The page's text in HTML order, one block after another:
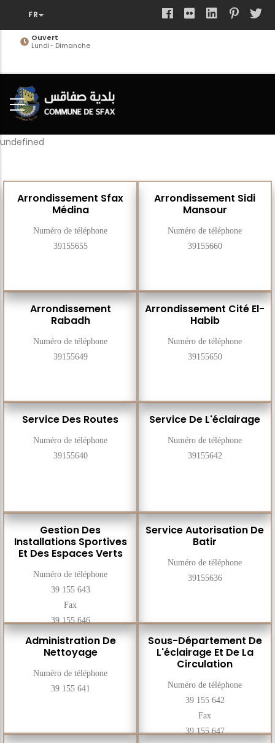
contenuOuvert
Lundi- Dimanche
undefined
Arrondissement Sidi
Mansour
Numéro de téléphone
39155660
Arrondissement Sfax
Médina
Numéro de téléphone
39155655
Arrondissement Cité El-
Habib
Numéro de téléphone
39155650
Arrondissement
Rabadh
Numéro de téléphone
39155649
Service De L'éclairage
Numéro de téléphone
39155642
Service Des Routes
Numéro de téléphone
39155640
Service Autorisation De
Batir
Numéro de téléphone
39155636
Gestion Des
Installations Sportives
Et Des Espaces Verts
Numéro de téléphone
39 155 643
Fax
39 155 646
Sous-Département De
L'éclairage Et De La
Circulation
Numéro de téléphone
39 155 642
Fax
39 155 647
Administration De
Nettoyage
Numéro de téléphone
39 155 641